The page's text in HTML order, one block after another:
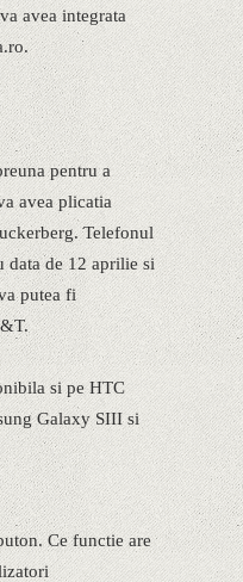
avea integrata
pentru a
avea plicatia
Telefonul
data de 12 aprilie si
putea fi
si pe HTC
Galaxy SIII si
Ce functie are